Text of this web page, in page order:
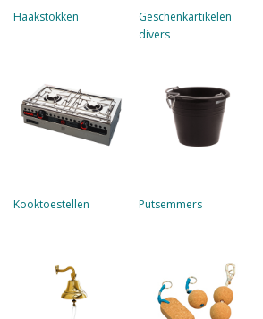
Haakstokken
Geschenkartikelen
divers
Kooktoestellen Putsemmers